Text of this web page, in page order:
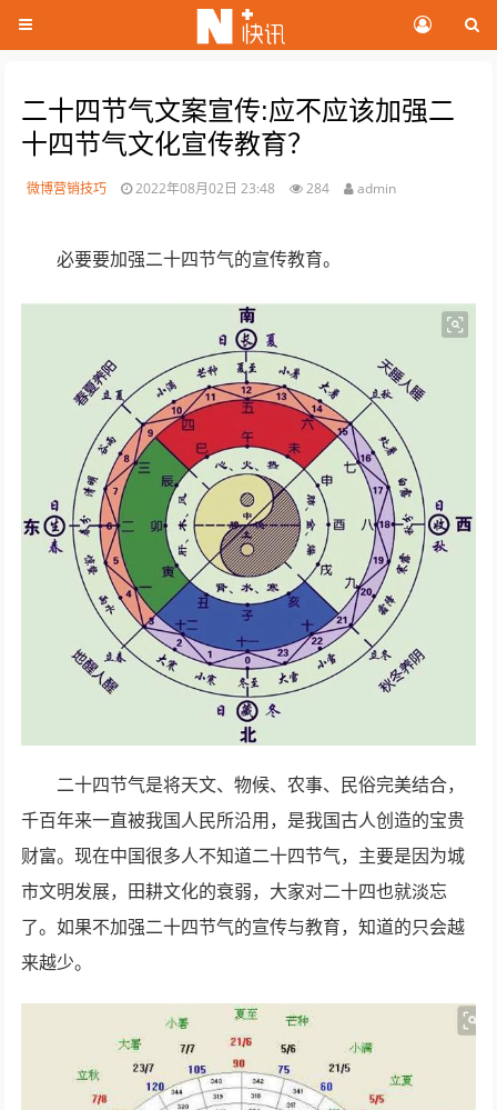
二十四节气文案宣传:应不应该加强二
十四节气文化宣传教育？
微博营销技巧 2022年08月02日 23:48 284 admin
必要要加强二十四节气的宣传教育。
二十四节气是将天文、物候、农事、民俗完美结合，
千百年来一直被我国人民所沿用，是我国古人创造的宝贵
财富。现在中国很多人不知道二十四节气，主要是因为城
市文明发展，田耕文化的衰弱，大家对二十四也就淡忘
了。如果不加强二十四节气的宣传与教育，知道的只会越
来越少。